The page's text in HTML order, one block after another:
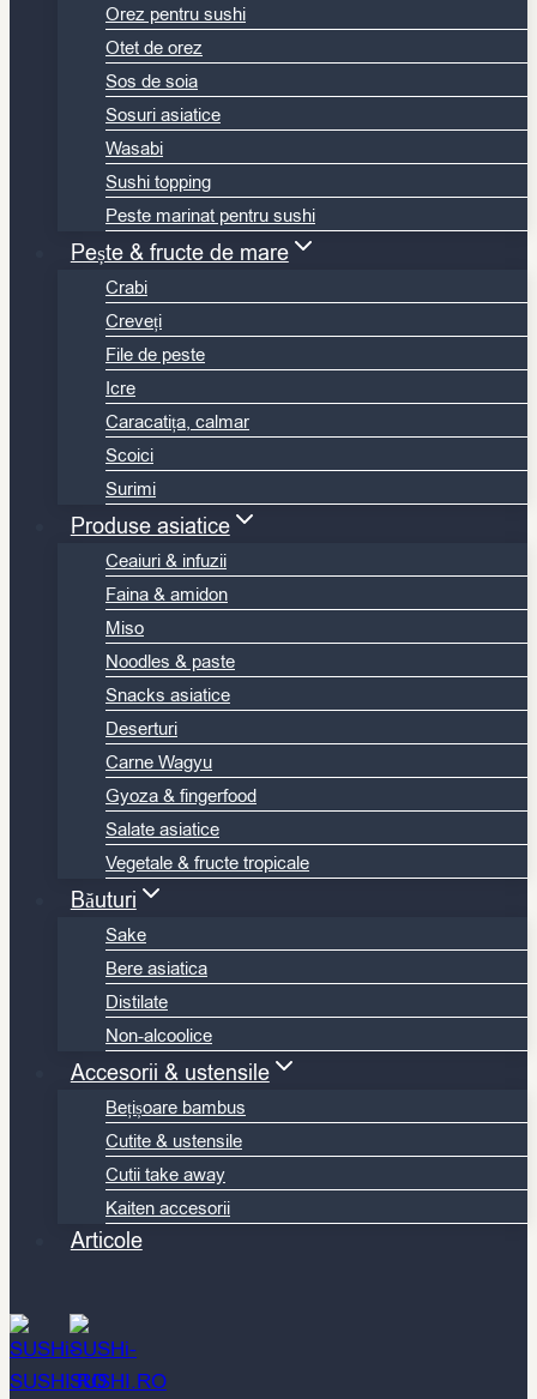
Orez pentru sushi
Otet de orez
Sos de soia
Sosuri asiatice
Wasabi
Sushi topping
Peste marinat pentru sushi
Pește & fructe de mare
Crabi
Creveți
File de peste
Icre
Caracatița, calmar
Scoici
Surimi
Produse asiatice
Ceaiuri & infuzii
Faina & amidon
Miso
Noodles & paste
Snacks asiatice
Deserturi
Carne Wagyu
Gyoza & fingerfood
Salate asiatice
Vegetale & fructe tropicale
Băuturi
Sake
Bere asiatica
Distilate
Non-alcoolice
Accesorii & ustensile
Bețișoare bambus
Cutite & ustensile
Cutii take away
Kaiten accesorii
Articole